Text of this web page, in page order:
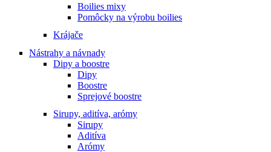
Boilies mixy
Pomôcky na výrobu boilies
Krájače
Nástrahy a návnady
Dipy a boostre
Dipy
Boostre
Sprejové boostre
Sirupy, aditíva, arómy
Sirupy
Aditíva
Arómy